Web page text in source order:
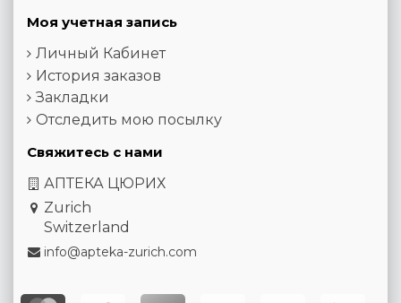
Моя учетная запись
Личный Кабинет
История заказов
Закладки
Отследить мою посылку
Свяжитесь с нами
АПТЕКА ЦЮРИХ
Zurich
Switzerland
info@apteka-zurich.com